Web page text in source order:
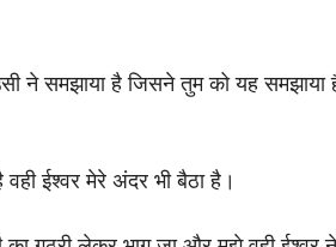
ने समझाया है जिसने तुम को यह
वही ईश्वर मेरे अंदर भी बैठा है।